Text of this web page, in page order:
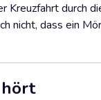
Kreuzfahrt durch
nicht, dass ein